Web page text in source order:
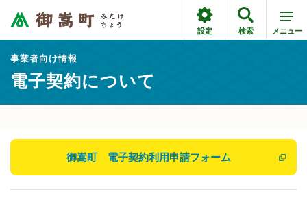
設定 検索 メニュー
事業者向け情報
電子契約について
御嵩町 電子契約利用申請フォーム